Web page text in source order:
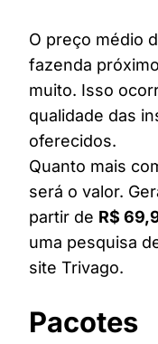
O preço médio
fazenda
muito. Isso
qualidade das
oferecidos.
Quanto mais
será o valor.
partir de R$
uma pesquisa
site Trivago.
Pacotes